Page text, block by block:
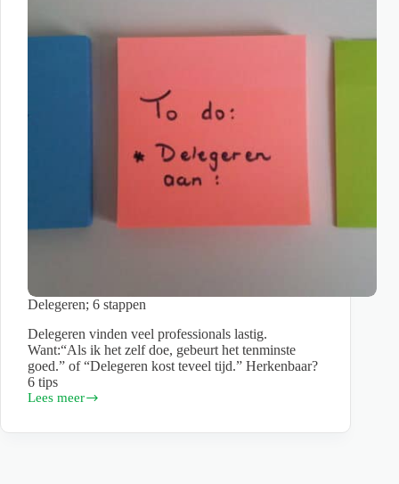
Delegeren; 6 stappen
Delegeren vinden veel professionals lastig.
Want:“Als ik het zelf doe, gebeurt het tenminste
goed.” of “Delegeren kost teveel tijd.” Herkenbaar?
6 tips
Lees meer
Delegeren;
stappen